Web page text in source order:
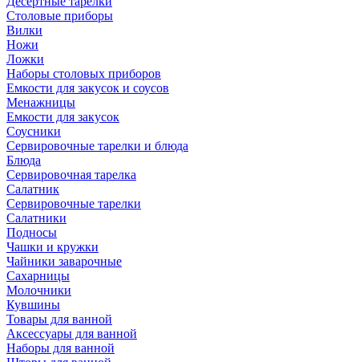
Столовые приборы
Вилки
Ножи
Ложки
Наборы столовых приборов
Емкости для закусок и соусов
Менажницы
Емкости для закусок
Соусники
Сервировочные тарелки и блюда
Блюда
Сервировочная тарелка
Салатник
Сервировочные тарелки
Салатники
Подносы
Чашки и кружки
Чайники заварочные
Сахарницы
Молочники
Кувшины
Товары для ванной
Аксессуары для ванной
Наборы для ванной